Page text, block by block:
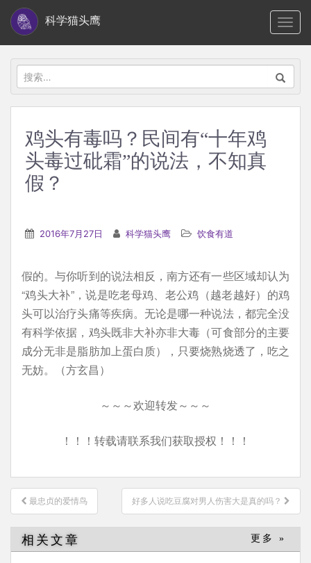
i
科学猫头鹰
搜
索：
鸡头有毒吗？民间有“十年鸡
头毒过砒霜”的说法，不知真
假？
2016年7月27日 科学猫头鹰 饮食有道
假的。与你听到的说法相反，南方还有一些区域却认为
“鸡头大补”，说是吃老母鸡、老公鸡（越老越好）的鸡
头可以治疗头痛等疾病。无论是哪一种说法，都完全没
有科学依据，鸡头既非大补亦非大毒（可食部分的主要
成分无非是脂肪加上蛋白质），只要烧熟烧透了，吃之
无妨。（方玄昌）
～～～欢迎转发～～～
！！！转载请联系我们获取授权！！！
文
章
导
航
最忠贞的爱情鸟 好多人说吃豆腐对男人伤害大是真的吗？
相关文章 更多 »